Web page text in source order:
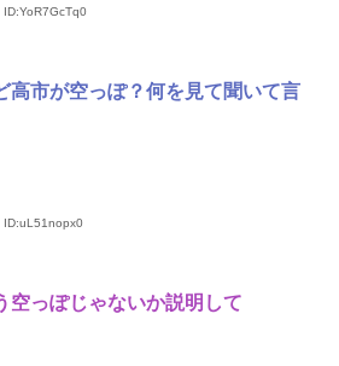
ID:YoR7GcTq0
高市が空っぽ？何を見て聞いて言
ID:uL51nopx0
空っぽじゃないか説明して